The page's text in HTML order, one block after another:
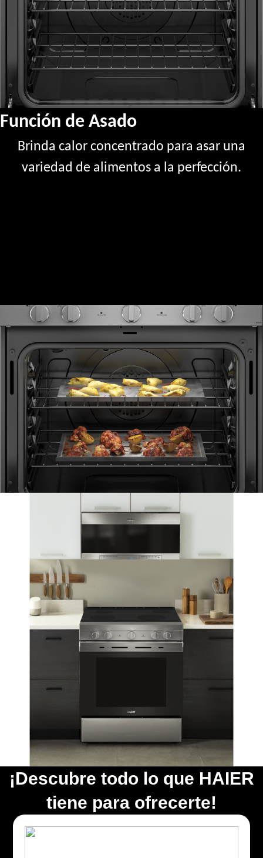
Función de Asado
Brinda calor concentrado para asar una
variedad de alimentos a la perfección.
¡Descubre todo lo que HAIER
tiene para ofrecerte!